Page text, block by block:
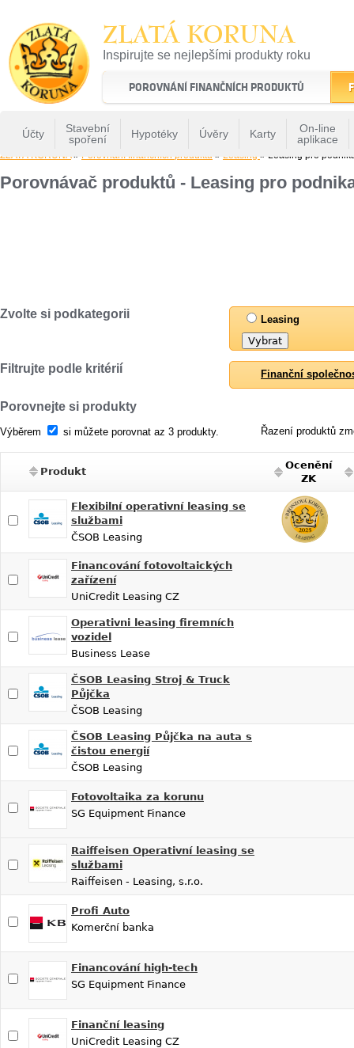
ZLATÁ KORUNA
Inspirujte se nejlepšími produkty roku
22 let tradice a kvality na finančním trhu
POROVNÁNÍ FINANČNÍCH PRODUKTŮ
Účty
Stavební
spoření
Hypotéky Úvěry Karty
On-line
aplikace
ZLATÁ KORUNA» Porovnání finančních produktů » Leasing » Leasing pro
Porovnávač produktů - Leasing pro
Zvolte si podkategorii Leasing
Filtrujte podle kritérií Finanční
Porovnejte si produkty
Řazení produktů
Výběrem si můžete porovnat az 3 produkty.
Produkt
Ocenění
ZK
Flexibilní operativní leasing se
službami
ČSOB Leasing
Financování fotovoltaických
zařízení
UniCredit Leasing CZ
Operativni leasing firemních
vozidel
Business Lease
ČSOB Leasing Stroj & Truck
Půjčka
ČSOB Leasing
ČSOB Leasing Půjčka na auta s
čistou energií
ČSOB Leasing
Fotovoltaika za korunu
SG Equipment Finance
Raiffeisen Operativní leasing se
službami
Raiffeisen - Leasing, s.r.o.
Profi Auto
Komerční banka
Financování high-tech
SG Equipment Finance
Finanční leasing
UniCredit Leasing CZ